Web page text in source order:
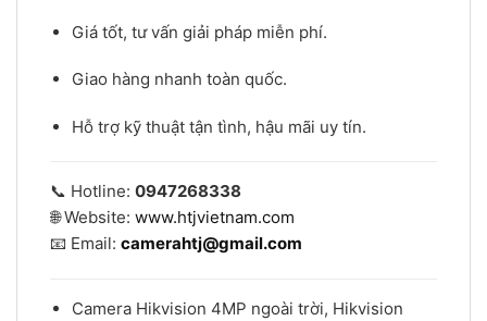
Giá tốt, tư vấn giải pháp miễn phí.
Giao hàng nhanh toàn quốc.
Hỗ trợ kỹ thuật tận tình, hậu mãi uy tín.
📞 Hotline: 0947268338
🌐 Website: www.htjvietnam.com
📧 Email: camerahtj@gmail.com
Camera Hikvision 4MP ngoài trời, Hikvision